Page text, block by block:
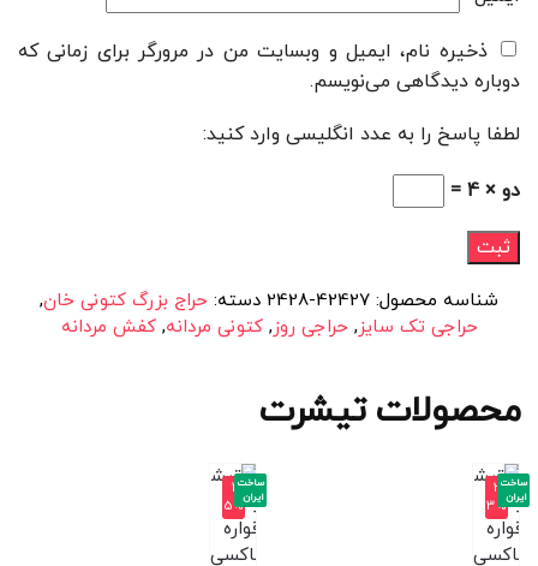
ذخیره نام، ایمیل و وبسایت من در مرورگر برای زمانی که
دوباره دیدگاهی می‌نویسم.
لطفا پاسخ را به عدد انگلیسی وارد کنید:
دو × 4 =
شناسه محصول: 42427-2428 دسته: حراج بزرگ کتونی خان,
حراجی تک سایز, حراجی روز,کتونی مردانه,کفش مردانه
محصولات تیشرت
-3
3%
ساخت
ایران
-4
5%
ساخت
ایران